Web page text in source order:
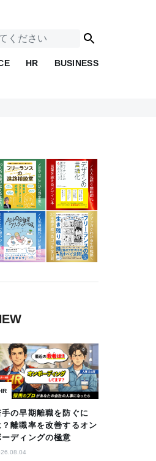
HR BUSINESS
手の早期離職を防ぐに
？離職率を改善するオン
ーディングの極意